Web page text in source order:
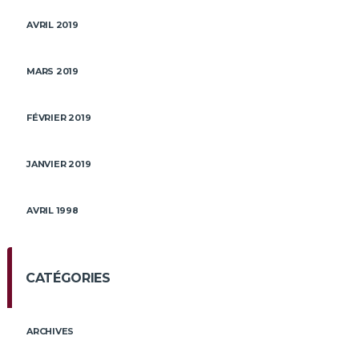
AVRIL 2019
MARS 2019
FÉVRIER 2019
JANVIER 2019
AVRIL 1998
CATÉGORIES
ARCHIVES